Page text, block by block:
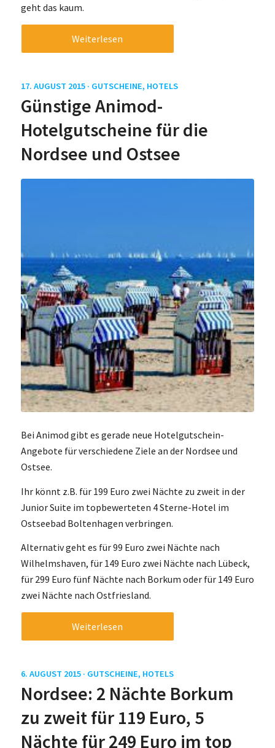
geht das kaum.
Weiterlesen
17. AUGUST 2015 · GUTSCHEINE, HOTELS
Günstige Animod-
Hotelgutscheine für die
Nordsee und Ostsee
Bei Animod gibt es gerade neue Hotelgutschein-
Angebote für verschiedene Ziele an der Nordsee und
Ostsee.
Ihr könnt z.B. für 199 Euro zwei Nächte zu zweit in der
Junior Suite im topbewerteten 4 Sterne-Hotel im
Ostseebad Boltenhagen verbringen.
Alternativ geht es für 99 Euro zwei Nächte nach
Wilhelmshaven, für 149 Euro zwei Nächte nach Lübeck,
für 299 Euro fünf Nächte nach Borkum oder für 149 Euro
zwei Nächte nach Ostfriesland.
Weiterlesen
6. AUGUST 2015 · GUTSCHEINE, HOTELS
Nordsee: 2 Nächte Borkum
zu zweit für 119 Euro, 5
Nächte für 249 Euro im top